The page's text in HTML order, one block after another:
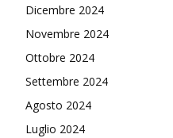
Dicembre 2024
Novembre 2024
Ottobre 2024
Settembre 2024
Agosto 2024
Luglio 2024